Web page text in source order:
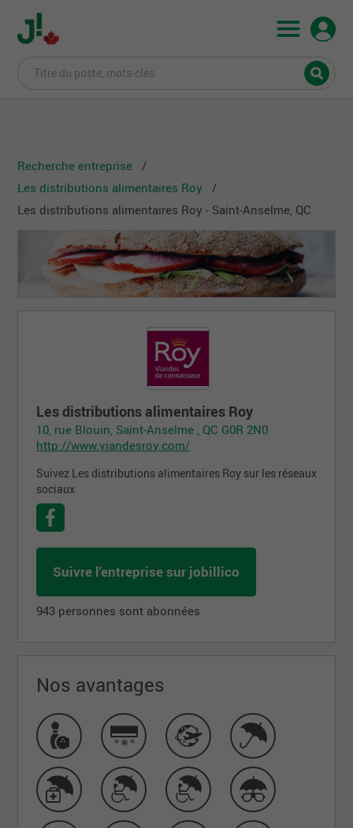
Recherche entreprise
Les distributions alimentaires Roy
Les distributions alimentaires Roy - Saint-Anselme, QC
Les distributions alimentaires Roy
10, rue Blouin, Saint-Anselme , QC G0R 2N0
http://www.viandesroy.com/
Suivez Les distributions alimentaires Roy sur les réseaux
sociaux
Suivre l'entreprise sur jobillico
943 personnes sont abonnées
Nos avantages